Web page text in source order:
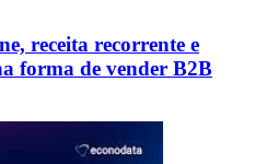
receita recorrente e
forma de vender B2B